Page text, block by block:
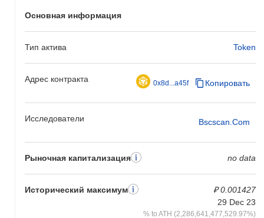
Основная информация
Тип актива Token
Адрес контракта 0x8d...a45f Копировать
Исследователи Bscscan.com
Рыночная капитализация no data
Исторический максимум
₽ 0.001427
29 Dec 23
% to ATH (2,286,641,477,529.97%)